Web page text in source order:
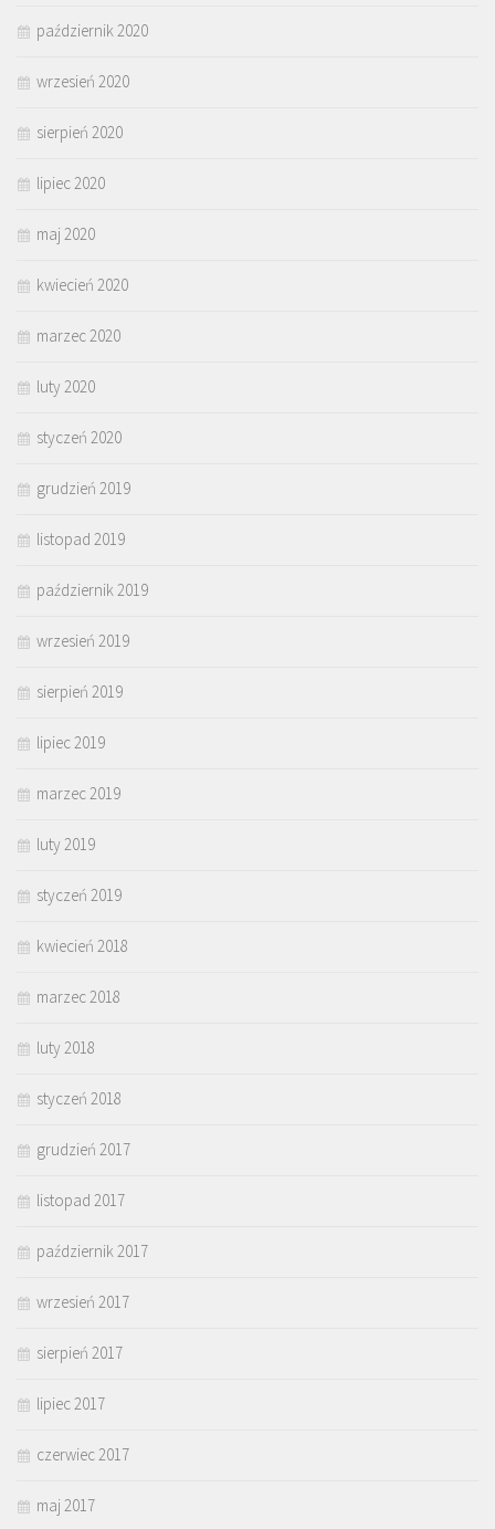
październik 2020
wrzesień 2020
sierpień 2020
lipiec 2020
maj 2020
kwiecień 2020
marzec 2020
luty 2020
styczeń 2020
grudzień 2019
listopad 2019
październik 2019
wrzesień 2019
sierpień 2019
lipiec 2019
marzec 2019
luty 2019
styczeń 2019
kwiecień 2018
marzec 2018
luty 2018
styczeń 2018
grudzień 2017
listopad 2017
październik 2017
wrzesień 2017
sierpień 2017
lipiec 2017
czerwiec 2017
maj 2017